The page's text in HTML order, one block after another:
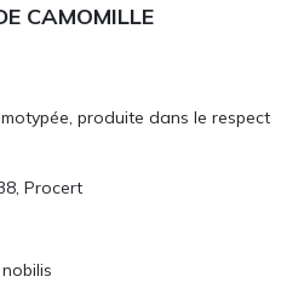
CAMOMILLE
produite dans le respect
Procert